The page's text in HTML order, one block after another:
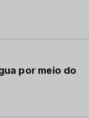
por meio do